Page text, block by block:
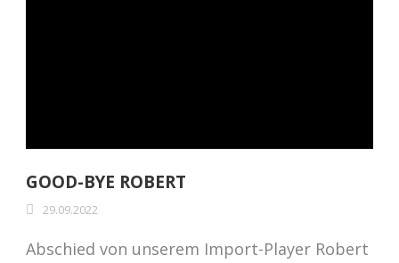
GOOD-BYE ROBERT
29.09.2022
Abschied von unserem Import-Player Robert